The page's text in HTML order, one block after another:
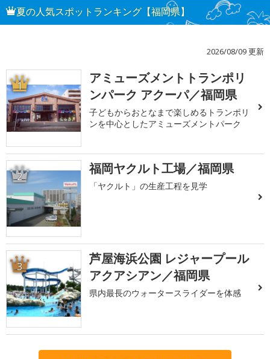
夏の人気スポットランキング【福岡県】
2026/08/09 更新
1
アミューズメントトランポリ
ンパーク アクーパ／福岡県
子どもからおとなまで楽しめるトランポリ
ンを中心としたアミューズメントパーク
2 福岡ヤクルト工場／福岡県
「ヤクルト」の生産工程を見学
3
芦屋海浜公園 レジャープール
アクアシアン／福岡県
県内最長のウォータースライダーを体感